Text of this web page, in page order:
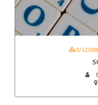
3/